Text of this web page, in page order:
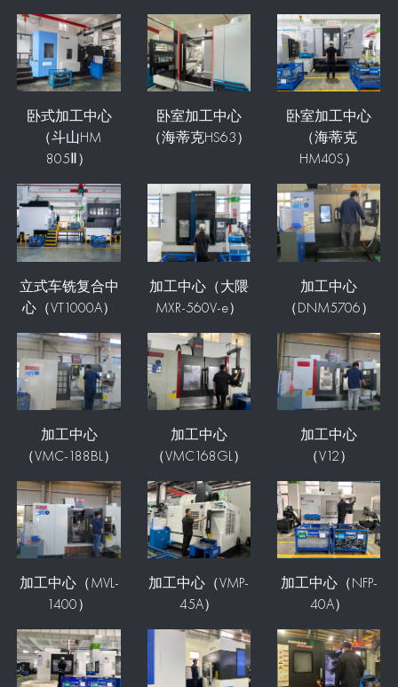
卧式加工中心
（斗山HM
805Ⅱ）
卧室加工中心
（海蒂克HS63）
卧室加工中心
（海蒂克
HM40S）
立式车铣复合中
心（VT1000A）
加工中心（大隈
MXR-560V-e）
加工中心
（DNM5706）
加工中心
（VMC-188BL）
加工中心
（VMC168GL）
加工中心
（V12）
加工中心（MVL-
1400）
加工中心（VMP-
45A）
加工中心（NFP-
40A）